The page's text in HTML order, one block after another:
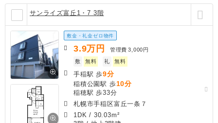
サンライズ富丘1・7 3階
敷金・礼金ゼロ物件
3.9万円 管理費 3,000円
敷
無料 礼 無料
手稲駅 歩9分
稲積公園駅 歩10分
稲穂駅 歩33分
札幌市手稲区富丘一条７
1DK / 30.03m²